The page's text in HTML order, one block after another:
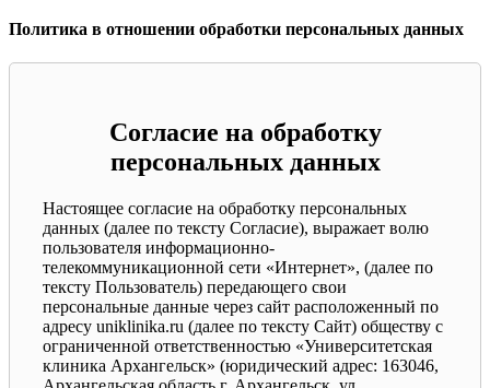
Политика в отношении обработки персональных данных
Согласие на обработку
персональных данных
Настоящее согласие на обработку персональных
данных (далее по тексту Согласие), выражает волю
пользователя информационно-
телекоммуникационной сети «Интернет», (далее по
тексту Пользователь) передающего свои
персональные данные через сайт расположенный по
адресу uniklinika.ru (далее по тексту Сайт) обществу с
ограниченной ответственностью «Университетская
клиника Архангельск» (юридический адрес: 163046,